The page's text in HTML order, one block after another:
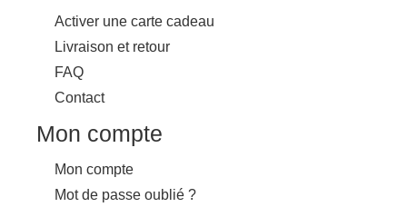
Activer une carte cadeau
Livraison et retour
FAQ
Contact
Mon compte
Mon compte
Mot de passe oublié ?